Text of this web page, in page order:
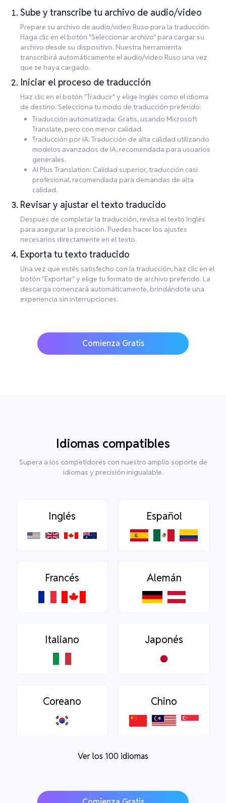
Sube y transcribe tu archivo de audio/video
Prepare su archivo de audio/video Ruso para la traducción.
Haga clic en el botón "Seleccionar archivo" para cargar su
archivo desde su dispositivo. Nuestra herramienta
transcribirá automáticamente el audio/video Ruso una vez
que se haya cargado.
Iniciar el proceso de traducción
Haz clic en el botón "Traducir" y elige Inglés como el idioma
de destino. Selecciona tu modo de traducción preferido:
Traducción automatizada: Gratis, usando Microsoft
Translate, pero con menor calidad.
Traducción por IA: Traducción de alta calidad utilizando
modelos avanzados de IA, recomendada para usuarios
generales.
AI Plus Translation: Calidad superior, traducción casi
profesional, recomendada para demandas de alta
calidad.
Revisar y ajustar el texto traducido
Después de completar la traducción, revisa el texto Inglés
para asegurar la precisión. Puedes hacer los ajustes
necesarios directamente en el texto.
Exporta tu texto traducido
Una vez que estés satisfecho con la traducción, haz clic en el
botón "Exportar" y elige tu formato de archivo preferido. La
descarga comenzará automáticamente, brindándote una
experiencia sin interrupciones.
Comienza Gratis
Idiomas compatibles
Supera a los competidores con nuestro amplio soporte de
idiomas y precisión inigualable.
Inglés Español
Francés Alemán
Italiano Japonés
Coreano Chino
Ver los 100 idiomas